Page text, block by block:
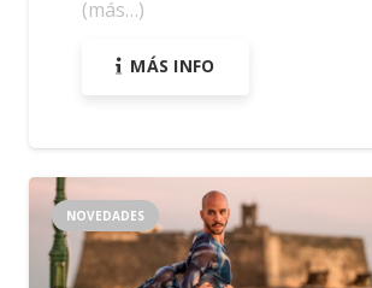
(más…)
MÁS INFO
NOVEDADES